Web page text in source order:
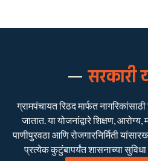
सरकारी
ग्रामपंचायत रिठद मार्फत
जातात. या योजनांद्वारे शिक्षण,
पाणीपुरवठा आणि रोजगारनिर्मिती
प्रत्येक कुटुंबापर्यंत शासनाच्या